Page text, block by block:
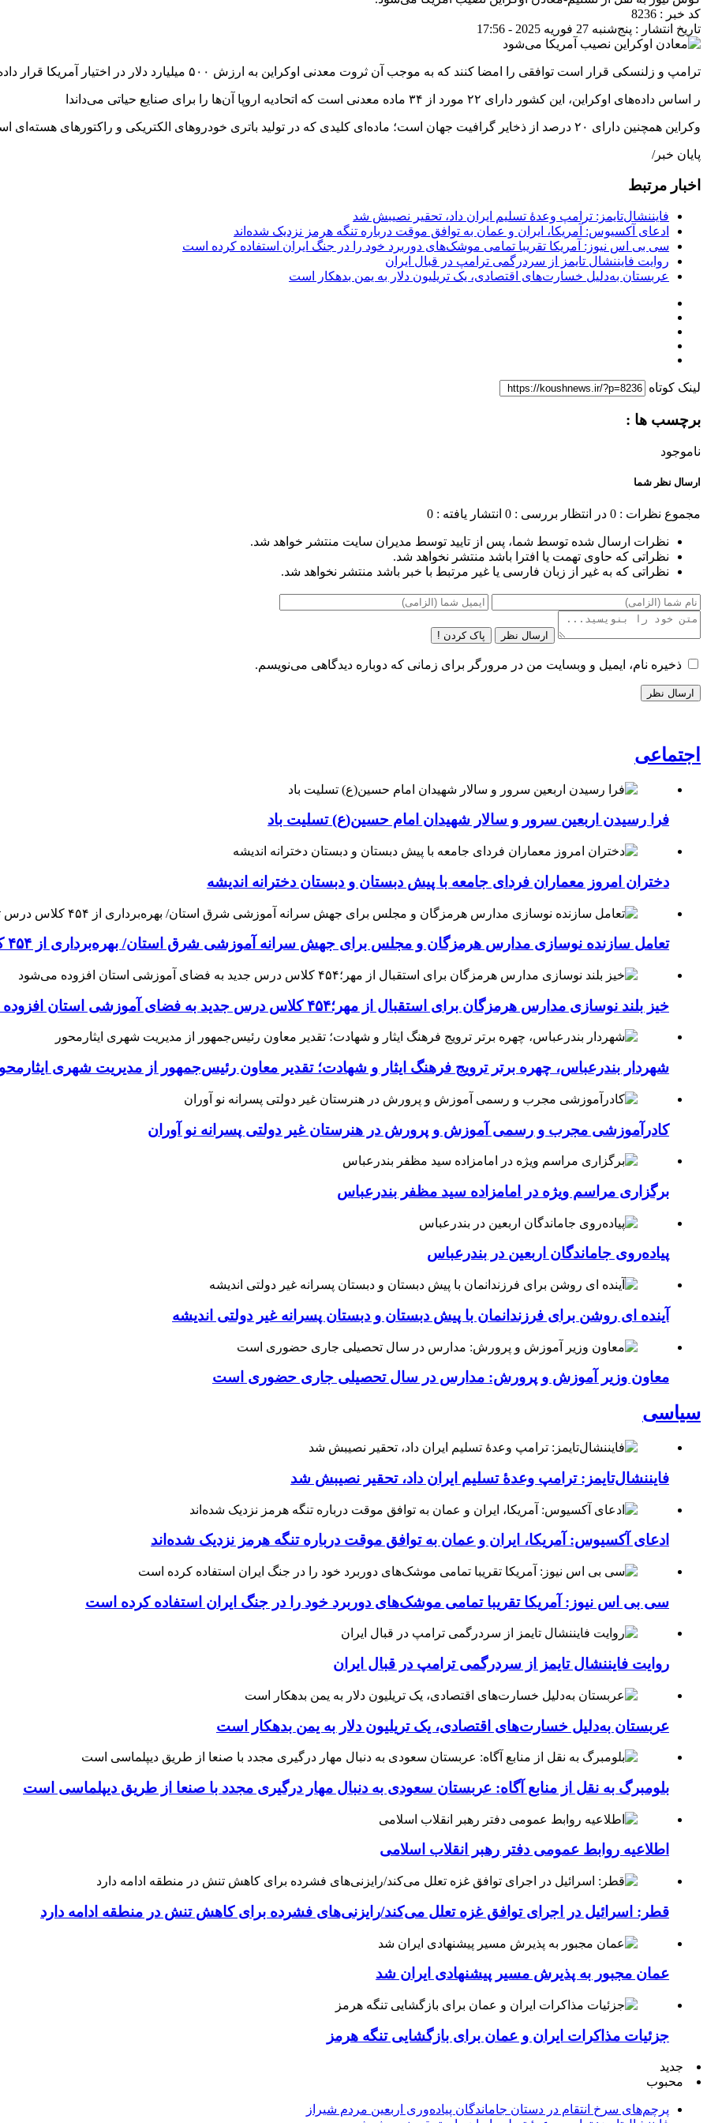
کد خبر : 8236
تاریخ انتشار : پنج‌شنبه 27 فوریه 2025 - 17:56
ترامپ و زلنسکی قرار است توافقی را امضا کنند که به موجب آن ثروت معدنی اوکراین به ارزش ۵۰۰ میلیارد دلار در اختیار آمریکا قرار داده می‌شود.ب
ر اساس داده‌های اوکراین، این کشور دارای ۲۲ مورد از ۳۴ ماده معدنی است که اتحادیه اروپا آن‌ها را برای صنایع حیاتی می‌داندا
وکراین همچنین دارای ۲۰ درصد از ذخایر گرافیت جهان است؛ ماده‌ای کلیدی که در تولید باتری خودروهای الکتریکی و راکتورهای هسته‌ای استفاده می‌شود.
پایان خبر/
اخبار مرتبط
فایننشال‌تایمز: ترامپ وعدۀ تسلیم ایران داد، تحقیر نصیبش شد
ادعای آکسیوس: آمریکا، ایران و عمان به توافق موقت درباره تنگه هرمز نزدیک شده‌اند
سی بی اس نیوز: آمریکا تقریبا تمامی موشک‌های دوربرد خود را در جنگ ایران استفاده کرده است
روایت فایننشال تایمز از سردرگمی ترامپ در قبال ایران
عربستان به‌دلیل خسارت‌های اقتصادی، یک تریلیون دلار به یمن بدهکار است
لینک کوتاه
برچسب ها :
ناموجود
ارسال نظر شما
مجموع نظرات : 0 در انتظار بررسی : 0 انتشار یافته : 0
نظرات ارسال شده توسط شما، پس از تایید توسط مدیران سایت منتشر خواهد شد.
نظراتی که حاوی تهمت یا افترا باشد منتشر نخواهد شد.
نظراتی که به غیر از زبان فارسی یا غیر مرتبط با خبر باشد منتشر نخواهد شد.
ارسال نظر پاک کردن !
ذخیره نام، ایمیل و وبسایت من در مرورگر برای زمانی که دوباره دیدگاهی می‌نویسم.
اجتماعی
فرا رسیدن اربعین سرور و سالار شهیدان امام حسین(ع) تسلیت باد
دختران امروز معماران فردای جامعه با پیش دبستان و دبستان دخترانه اندیشه
تعامل سازنده نوسازی مدارس هرمزگان و مجلس برای جهش سرانه آموزشی شرق استان/ بهره‌برداری از ۴۵۴ کلاس درس تا مهرماه
خیز بلند نوسازی مدارس هرمزگان برای استقبال از مهر؛۴۵۴ کلاس درس جدید به فضای آموزشی استان افزوده می‌شود
شهردار بندرعباس، چهره برتر ترویج فرهنگ ایثار و شهادت؛ تقدیر معاون رئیس‌جمهور از مدیریت شهری
کادرآموزشی مجرب و رسمی آموزش و پرورش در هنرستان غیر دولتی پسرانه نو آوران
برگزاری مراسم ویژه در امامزاده سید مظفر بندرعباس
پیاده‌روی جاماندگان اربعین در بندرعباس
آینده ای روشن برای فرزندانمان با پیش دبستان و دبستان پسرانه غیر دولتی اندیشه
معاون وزیر آموزش و پرورش: مدارس در سال تحصیلی جاری حضوری است
سیاسی
فایننشال‌تایمز: ترامپ وعدۀ تسلیم ایران داد، تحقیر نصیبش شد
ادعای آکسیوس: آمریکا، ایران و عمان به توافق موقت درباره تنگه هرمز نزدیک شده‌اند
سی بی اس نیوز: آمریکا تقریبا تمامی موشک‌های دوربرد خود را در جنگ ایران استفاده کرده است
روایت فایننشال تایمز از سردرگمی ترامپ در قبال ایران
عربستان به‌دلیل خسارت‌های اقتصادی، یک تریلیون دلار به یمن بدهکار است
بلومبرگ به نقل از منابع آگاه: عربستان سعودی به دنبال مهار درگیری مجدد با صنعا از طریق دیپلماسی است
اطلاعیه روابط عمومی دفتر رهبر انقلاب اسلامی
قطر: اسرائیل در اجرای توافق غزه تعلل می‌کند/رایزنی‌های فشرده برای کاهش تنش در منطقه ادامه دارد
عمان مجبور به پذیرش مسیر پیشنهادی ایران شد
جزئیات مذاکرات ایران و عمان برای بازگشایی تنگه هرمز
جدید
محبوب
پرچم‌های سرخ انتقام در دستان جاماندگان پیاده‌وری اربعین مردم شیراز